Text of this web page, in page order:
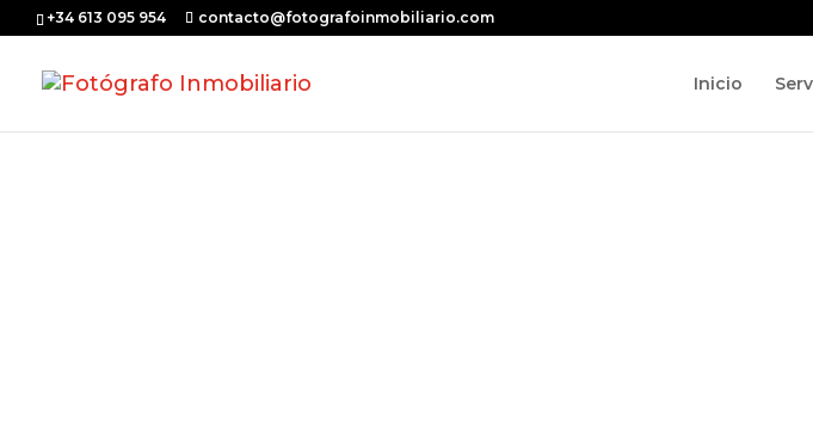
+34 613 095 954 contacto@fotografoinmobiliario.com
Inicio